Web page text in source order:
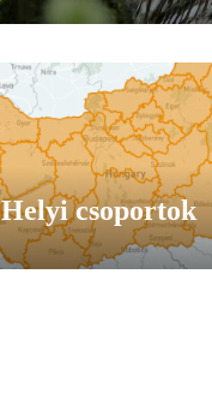
Helyi csoportok